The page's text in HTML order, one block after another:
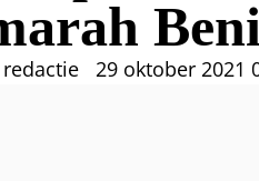
29 oktober 2021